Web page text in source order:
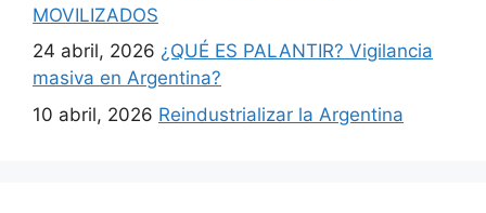
MOVILIZADOS
24 abril, 2026 ¿QUÉ ES PALANTIR? Vigilancia
masiva en Argentina?
10 abril, 2026 Reindustrializar la Argentina